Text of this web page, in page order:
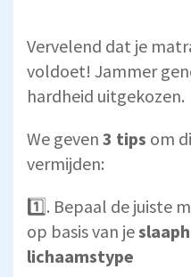
Vervelend dat je
voldoet! Jammer
hardheid uitgekozen.
We geven 3 tips om
vermijden:
1️⃣. Bepaal de juiste
op basis van je
lichaamstype